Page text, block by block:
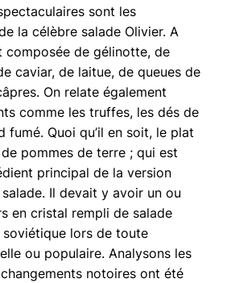
sont les
la célèbre salade Olivier. A
composée de gélinotte, de
caviar, de laitue, de queues de
On relate également
comme les truffes, les dés de
fumé. Quoi qu’il en soit, le plat
pommes de terre ; qui est
principal de la version
Il devait y avoir un ou
en cristal rempli de salade
soviétique lors de toute
ou populaire. Analysons les
notoires ont été